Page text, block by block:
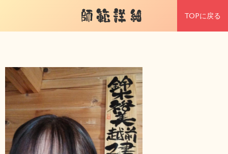
師範詳細 TOPに戻る